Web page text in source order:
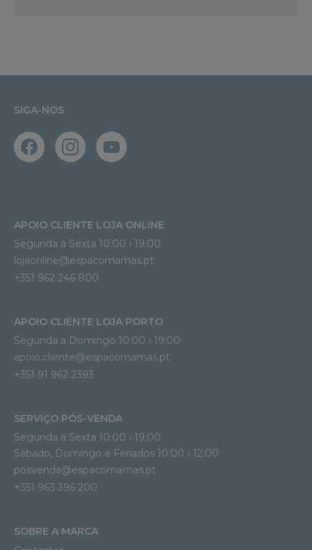
SIGA-NOS
APOIO CLIENTE LOJA ONLINE
Segunda a Sexta 10:00 › 19:00
lojaonline@espacomamas.pt
+351 962 246 800
APOIO CLIENTE LOJA PORTO
Segunda a Domingo 10:00 › 19:00
apoio.cliente@espacomamas.pt
+351 91 962 2393
SERVIÇO PÓS-VENDA
Segunda a Sexta 10:00 › 19:00
Sábado, Domingo e Feriados 10:00 › 12:00
posvenda@espacomamas.pt
+351 963 396 200
SOBRE A MARCA